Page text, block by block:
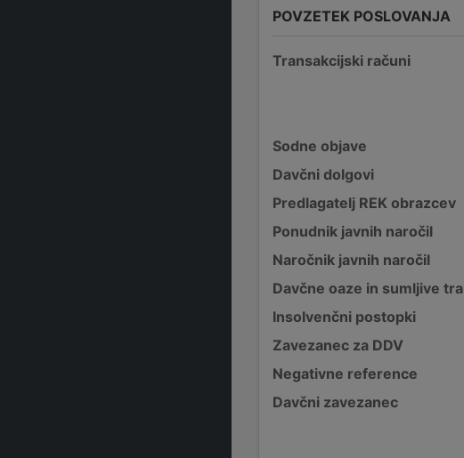
POVZETEK POSLOVANJA
Transakcijski računi
Sodne objave
Davčni dolgovi
Predlagatelj REK obrazcev
Ponudnik javnih naročil
Naročnik javnih naročil
Davčne oaze in sumljive
Insolvenčni postopki
Zavezanec za DDV
Negativne reference
Davčni zavezanec